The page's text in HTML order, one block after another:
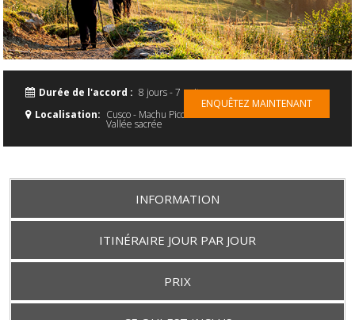
Durée de l'accord : 8 jours - 7 nuits
Localisation: Cusco - Machu Picchu -
Vallée sacrée
ENQUÊTEZ MAINTENANT
INFORMATION
ITINÉRAIRE JOUR PAR JOUR
PRIX